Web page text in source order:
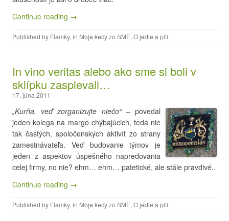
Continue reading →
Published by Flamky, in Moje kecy zo SME, O jedle a pití.
In vino veritas alebo ako sme si boli v
sklípku zaspievali…
17. júna 2011
„Kurňa, veď zorganizujte niečo“– povedal
jeden kolega na margo chýbajúcich, teda nie
tak častých, spoločenských aktivít zo strany
zamestnávateľa. Veď budovanie týmov je
jeden z aspektov úspešného napredovania
celej firmy, no nie? ehm… ehm… patetické, ale stále pravdivé..
Continue reading →
Published by Flamky, in Moje kecy zo SME, O jedle a pití.